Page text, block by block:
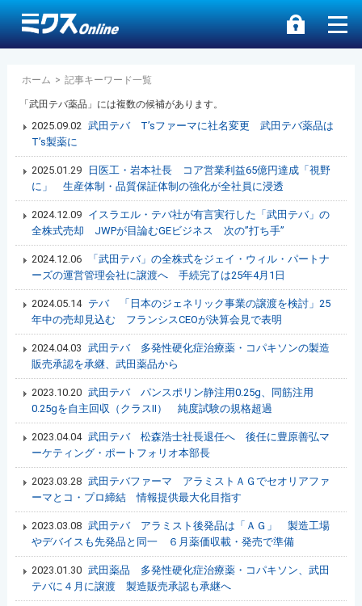
ホーム > 記事キーワード一覧
「武田テバ薬品」には複数の候補があります。
2025.09.02 武田テバ T’sファーマに社名変更 武田テバ薬品は
T’s製薬に
2025.01.29
日医工・岩本社長 コア営業利益65億円達成「視野
に」 生産体制・品質保証体制の強化が全社員に浸透
2024.12.09
イスラエル・テバ社が有言実行した「武田テバ」の
全株式売却 JWPが目論むGEビジネス 次の”打ち手”
2024.12.06
「武田テバ」の全株式をジェイ・ウィル・パートナ
ーズの運営管理会社に譲渡へ 手続完了は25年4月1日
2024.05.14
テバ 「日本のジェネリック事業の譲渡を検討」25
年中の売却見込む フランシスCEOが決算会見で表明
2024.04.03 武田テバ 多発性硬化症治療薬・コパキソンの製造
販売承認を承継、武田薬品から
2023.10.20 武田テバ パンスポリン静注用0.25g、同筋注用
0.25gを自主回収（クラスII） 純度試験の規格超過
2023.04.04 武田テバ 松森浩士社長退任へ 後任に豊原善弘マ
ーケティング・ポートフォリオ本部長
2023.03.28 武田テバファーマ アラミストＡＧでセオリアファ
ーマとコ・プロ締結 情報提供最大化目指す
2023.03.08 武田テバ アラミスト後発品は「ＡＧ」 製造工場
やデバイスも先発品と同一 ６月薬価収載・発売で準備
2023.01.30 武田薬品 多発性硬化症治療薬・コパキソン、武田
テバに４月に譲渡 製造販売承認も承継へ